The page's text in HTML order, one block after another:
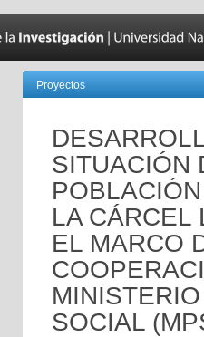
Proyectos
SITUACIÓN
LA CÁRCEL
EL MARCO
SOCIAL